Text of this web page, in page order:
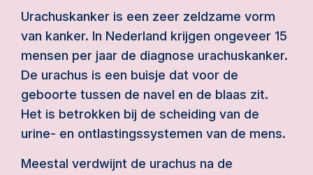
Urachuskanker is een zeer zeldzame vorm
van kanker. In Nederland krijgen ongeveer 15
mensen per jaar de diagnose urachuskanker.
De urachus is een buisje dat voor de
geboorte tussen de navel en de blaas zit.
Het is betrokken bij de scheiding van de
urine- en ontlastingssystemen van de mens.
Meestal verdwijnt de urachus na de